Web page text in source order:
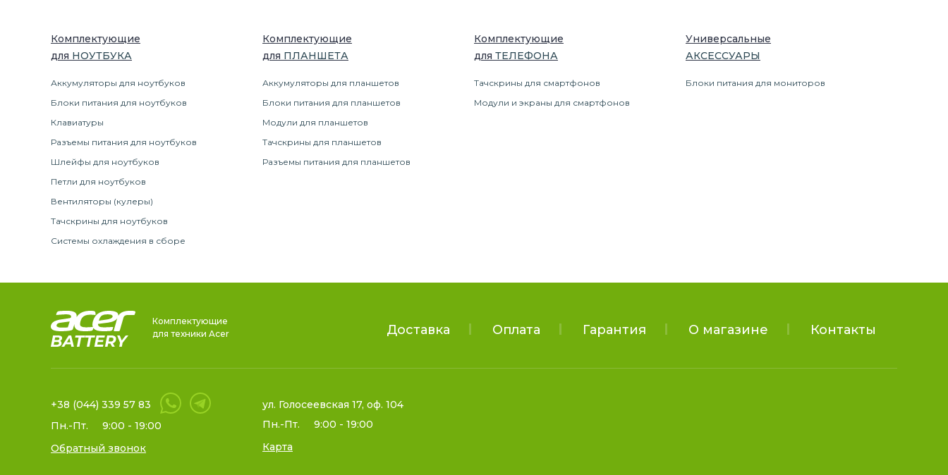
Комплектующие
для НОУТБУКА
Аккумуляторы для ноутбуков
Блоки питания для ноутбуков
Клавиатуры
Разъемы питания для ноутбуков
Шлейфы для ноутбуков
Петли для ноутбуков
Вентиляторы (кулеры)
Тачскрины для ноутбуков
Системы охлаждения в сборе
Комплектующие
для ПЛАНШЕТА
Аккумуляторы для планшетов
Блоки питания для планшетов
Модули для планшетов
Тачскрины для планшетов
Разъемы питания для планшетов
Комплектующие
для ТЕЛЕФОНА
Тачскрины для смартфонов
Модули и экраны для смартфонов
Универсальные
АКСЕССУАРЫ
Блоки питания для мониторов
Комплектующие
для техники Acer
Доставка Оплата Гарантия О магазине Контакты
+38 (044) 339 57 83
Пн.-Пт.
9:00 - 19:00
Обратный звонок
ул. Голосеевская 17, оф. 104
Пн.-Пт.
9:00 - 19:00
Карта